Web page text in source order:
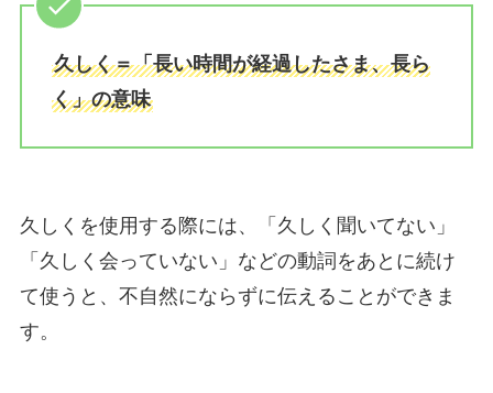
久しく＝「長い時間が経過したさま、長ら
く」の意味
久しくを使用する際には、「久しく聞いてない」
「久しく会っていない」などの動詞をあとに続け
て使うと、不自然にならずに伝えることができま
す。